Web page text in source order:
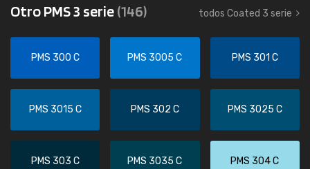
Otro PMS 3 serie(146) todos Coated 3 serie
PMS 300 C PMS 3005 C PMS 301 C
PMS 3015 C PMS 302 C PMS 3025 C
PMS 303 C PMS 3035 C PMS 304 C